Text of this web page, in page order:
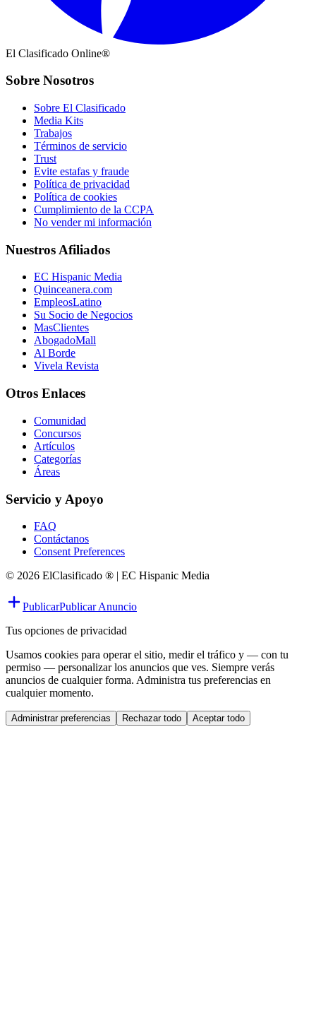
El Clasificado Online®
Sobre Nosotros
Sobre El Clasificado
Media Kits
Trabajos
Términos de servicio
Trust
Evite estafas y fraude
Política de privacidad
Política de cookies
Cumplimiento de la CCPA
No vender mi información
Nuestros Afiliados
EC Hispanic Media
Quinceanera.com
EmpleosLatino
Su Socio de Negocios
MasClientes
AbogadoMall
Al Borde
Vivela Revista
Otros Enlaces
Comunidad
Concursos
Artículos
Categorías
Áreas
Servicio y Apoyo
FAQ
Contáctanos
Consent Preferences
© 2026 ElClasificado ® | EC Hispanic Media
PublicarPublicar Anuncio
Tus opciones de privacidad
Usamos cookies para operar el sitio, medir el tráfico y — con tu
permiso — personalizar los anuncios que ves. Siempre verás
anuncios de cualquier forma. Administra tus preferencias en
cualquier momento.
Administrar preferencias Rechazar todo Aceptar todo